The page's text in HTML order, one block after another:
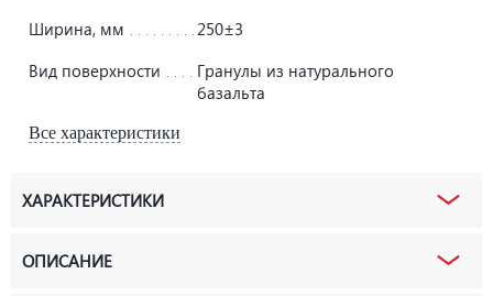
Ширина, мм
250±3
Вид поверхности
Гранулы из натурального
базальта
Все характеристики
ХАРАКТЕРИСТИКИ
ОПИСАНИЕ